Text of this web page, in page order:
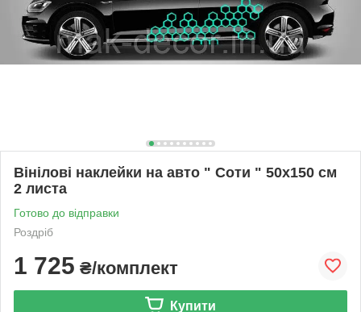
Вінілові наклейки на авто " Соти " 50х150 см
2 листа
Готово до відправки
Роздріб
1 725 ₴/комплект
Купити